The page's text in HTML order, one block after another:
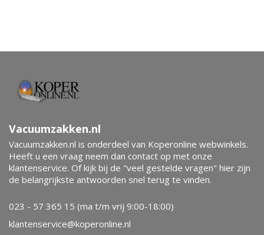
Vacuumzakken.nl
Vacuumzakken.nl is onderdeel van Koperonline webwinkels.
Heeft u een vraag neem dan contact op met onze
klantenservice. Of kijk bij de "veel gestelde vragen" hier zijn
de belangrijkste antwoorden snel terug te vinden.
023 - 57 365 15 (ma t/m vrij 9:00-18:00)
klantenservice@koperonline.nl